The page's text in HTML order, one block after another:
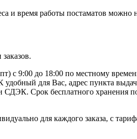
время работы постаматов можно
с 9:00 до 18:00 по местному
для Вас, адрес пункта
Срок бесплатного хранения
для каждого заказа, с